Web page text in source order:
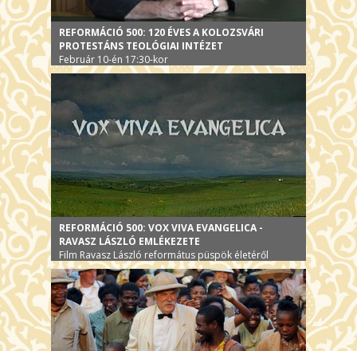
REFORMÁCIÓ 500: 120 ÉVES A KOLOZSVÁRI
PROTESTÁNS TEOLÓGIAI INTÉZET
Február 10-én 17:30-kor
REFORMÁCIÓ 500: VOX VIVA EVANGELICA -
RAVASZ LÁSZLÓ EMLÉKEZETE
Film Ravasz László református püspök életéről